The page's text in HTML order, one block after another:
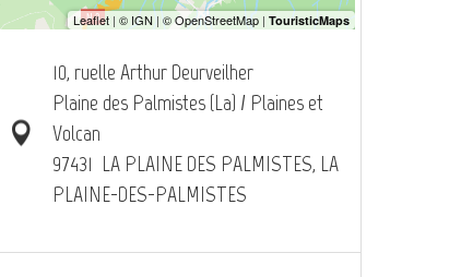
10, ruelle Arthur Deurveilher
Plaine des Palmistes (La) / Plaines et
Volcan
97431 LA PLAINE DES PALMISTES, LA
PLAINE-DES-PALMISTES